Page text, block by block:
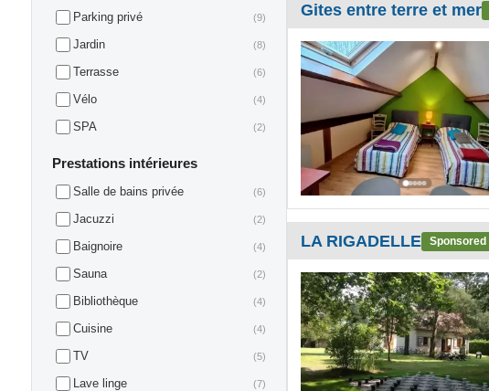
Parking privé (9)
Jardin (8)
Terrasse (6)
Vélo (4)
SPA (2)
Prestations intérieures
Salle de bains privée (6)
Jacuzzi (2)
Baignoire (4)
Sauna (2)
Bibliothèque (4)
Cuisine (4)
TV (5)
Lave linge (7)
Gites entre terre et mer
LA RIGADELLE Sponsored